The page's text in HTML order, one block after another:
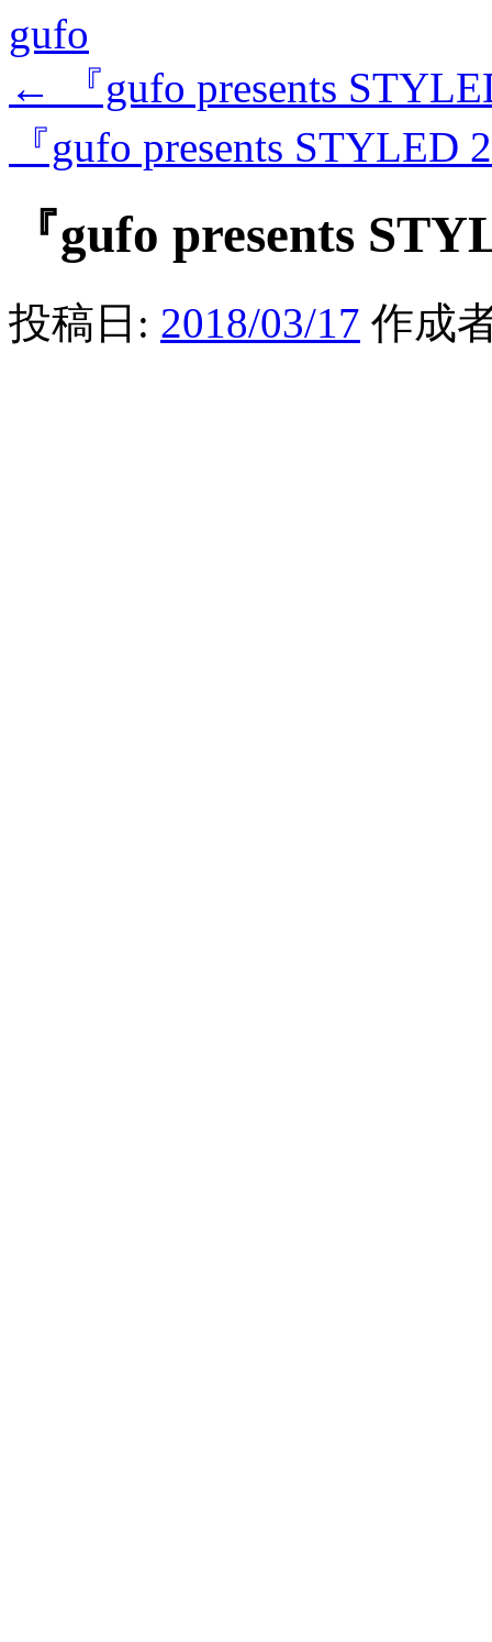
gufo
←
『gufo presents
『gufo presents STYLED
『gufo presents
投稿日: 2018/03/17 作成